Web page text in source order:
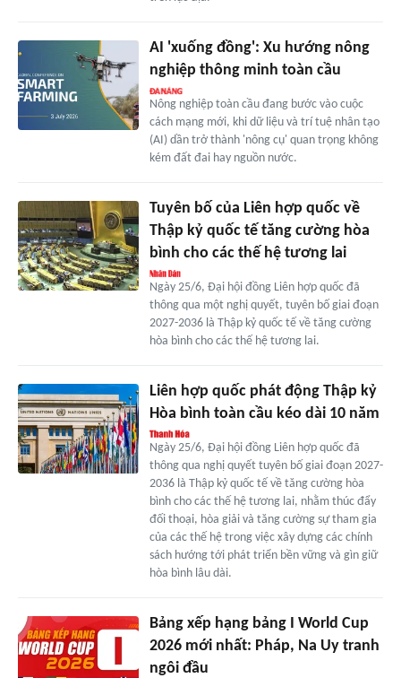
AI 'xuống đồng': Xu hướng nông
nghiệp thông minh toàn cầu
Nông nghiệp toàn cầu đang bước vào cuộc
cách mạng mới, khi dữ liệu và trí tuệ nhân tạo
(AI) dần trở thành 'nông cụ' quan trọng không
kém đất đai hay nguồn nước.
Tuyên bố của Liên hợp quốc về
Thập kỷ quốc tế tăng cường hòa
bình cho các thế hệ tương lai
Ngày 25/6, Đại hội đồng Liên hợp quốc đã
thông qua một nghị quyết, tuyên bố giai đoạn
2027-2036 là Thập kỷ quốc tế về tăng cường
hòa bình cho các thế hệ tương lai.
Liên hợp quốc phát động Thập kỷ
Hòa bình toàn cầu kéo dài 10 năm
Ngày 25/6, Đại hội đồng Liên hợp quốc đã
thông qua nghị quyết tuyên bố giai đoạn 2027-
2036 là Thập kỷ quốc tế về tăng cường hòa
bình cho các thế hệ tương lai, nhằm thúc đẩy
đối thoại, hòa giải và tăng cường sự tham gia
của các thế hệ trong việc xây dựng các chính
sách hướng tới phát triển bền vững và gìn giữ
hòa bình lâu dài.
Bảng xếp hạng bảng I World Cup
2026 mới nhất: Pháp, Na Uy tranh
ngôi đầu